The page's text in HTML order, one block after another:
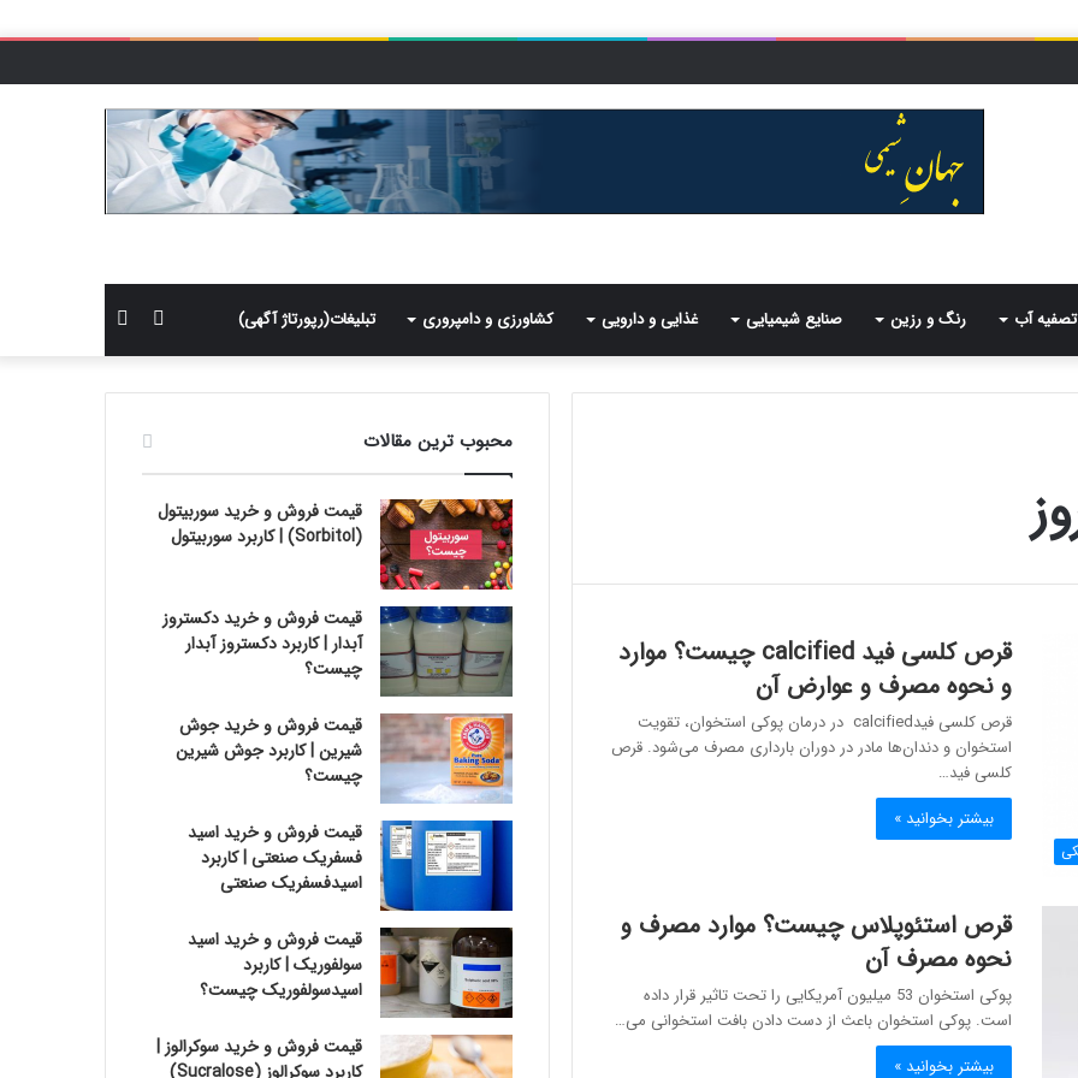
تصفیه آب رنگ و رزین صنایع شیمیایی غذایی و دارویی کشاورزی و دامپروری تبلیغات(رپورتاژ آگهی)
برای
سایدبار
قرص کلسی فید calcified چیست؟ موارد
و نحوه مصرف و عوارض آن
قرص کلسی فیدcalcified در درمان پوکی استخوان، تقویت
استخوان و دندان‌ها مادر در دوران بارداری مصرف می‌شود. قرص
کلسی فید…
بیشتر بخوانید »
قرص استئوپلاس چیست؟ موارد مصرف و
نحوه مصرف آن
پوکی استخوان 53 میلیون آمریکایی را تحت تاثیر قرار داده
است. پوکی استخوان باعث از دست دادن بافت استخوانی می…
بیشتر بخوانید »
محبوب ترین مقالات
قیمت فروش و خرید سوربیتول
(Sorbitol) | کاربرد سوربیتول
قیمت فروش و خرید دکستروز
آبدار | کاربرد دکستروز آبدار
چیست؟
قیمت فروش و خرید جوش
شیرین | کاربرد جوش شیرین
چیست؟
قیمت فروش و خرید اسید
فسفریک صنعتی | کاربرد
اسیدفسفریک صنعتی
قیمت فروش و خرید اسید
سولفوریک | کاربرد
اسیدسولفوریک چیست؟
قیمت فروش و خرید سوکرالوز |
کاربرد سوکرالوز (Sucralose)